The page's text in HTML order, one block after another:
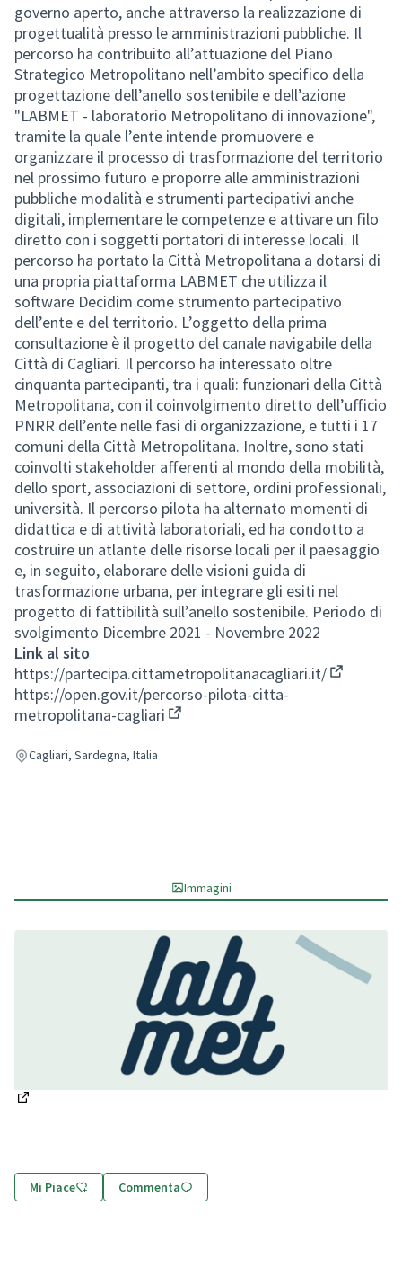
governo aperto, anche attraverso la realizzazione di
progettualità presso le amministrazioni pubbliche. Il
percorso ha contribuito all’attuazione del Piano
Strategico Metropolitano nell’ambito specifico della
progettazione dell’anello sostenibile e dell’azione
"LABMET - laboratorio Metropolitano di innovazione",
tramite la quale l’ente intende promuovere e
organizzare il processo di trasformazione del territorio
nel prossimo futuro e proporre alle amministrazioni
pubbliche modalità e strumenti partecipativi anche
digitali, implementare le competenze e attivare un filo
diretto con i soggetti portatori di interesse locali. Il
percorso ha portato la Città Metropolitana a dotarsi di
una propria piattaforma LABMET che utilizza il
software Decidim come strumento partecipativo
dell’ente e del territorio. L’oggetto della prima
consultazione è il progetto del canale navigabile della
Città di Cagliari. Il percorso ha interessato oltre
cinquanta partecipanti, tra i quali: funzionari della Città
Metropolitana, con il coinvolgimento diretto dell’ufficio
PNRR dell’ente nelle fasi di organizzazione, e tutti i 17
comuni della Città Metropolitana. Inoltre, sono stati
coinvolti stakeholder afferenti al mondo della mobilità,
dello sport, associazioni di settore, ordini professionali,
università. Il percorso pilota ha alternato momenti di
didattica e di attività laboratoriali, ed ha condotto a
costruire un atlante delle risorse locali per il paesaggio
e, in seguito, elaborare delle visioni guida di
trasformazione urbana, per integrare gli esiti nel
progetto di fattibilità sull’anello sostenibile. Periodo di
svolgimento Dicembre 2021 - Novembre 2022
Link al sito
https://partecipa.cittametropolitanacagliari.it/
https://open.gov.it/percorso-pilota-citta-
metropolitana-cagliari
Cagliari, Sardegna, Italia
Immagini
Mi Piace Commenta